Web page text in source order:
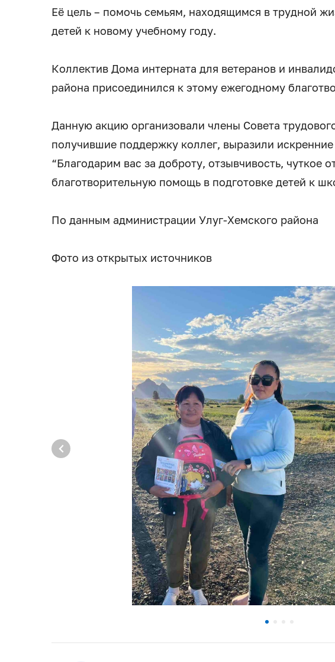
Её цель – помочь семьям, находящимся в трудной
детей к новому учебному году.
Коллектив Дома интерната для ветеранов и
района присоединился к этому ежегодному
Данную акцию организовали члены Совета
получившие поддержку коллег, выразили
“Благодарим вас за доброту, отзывчивость, чуткое
благотворительную помощь в подготовке детей к
По данным администрации Улуг-Хемского района
Фото из открытых источников